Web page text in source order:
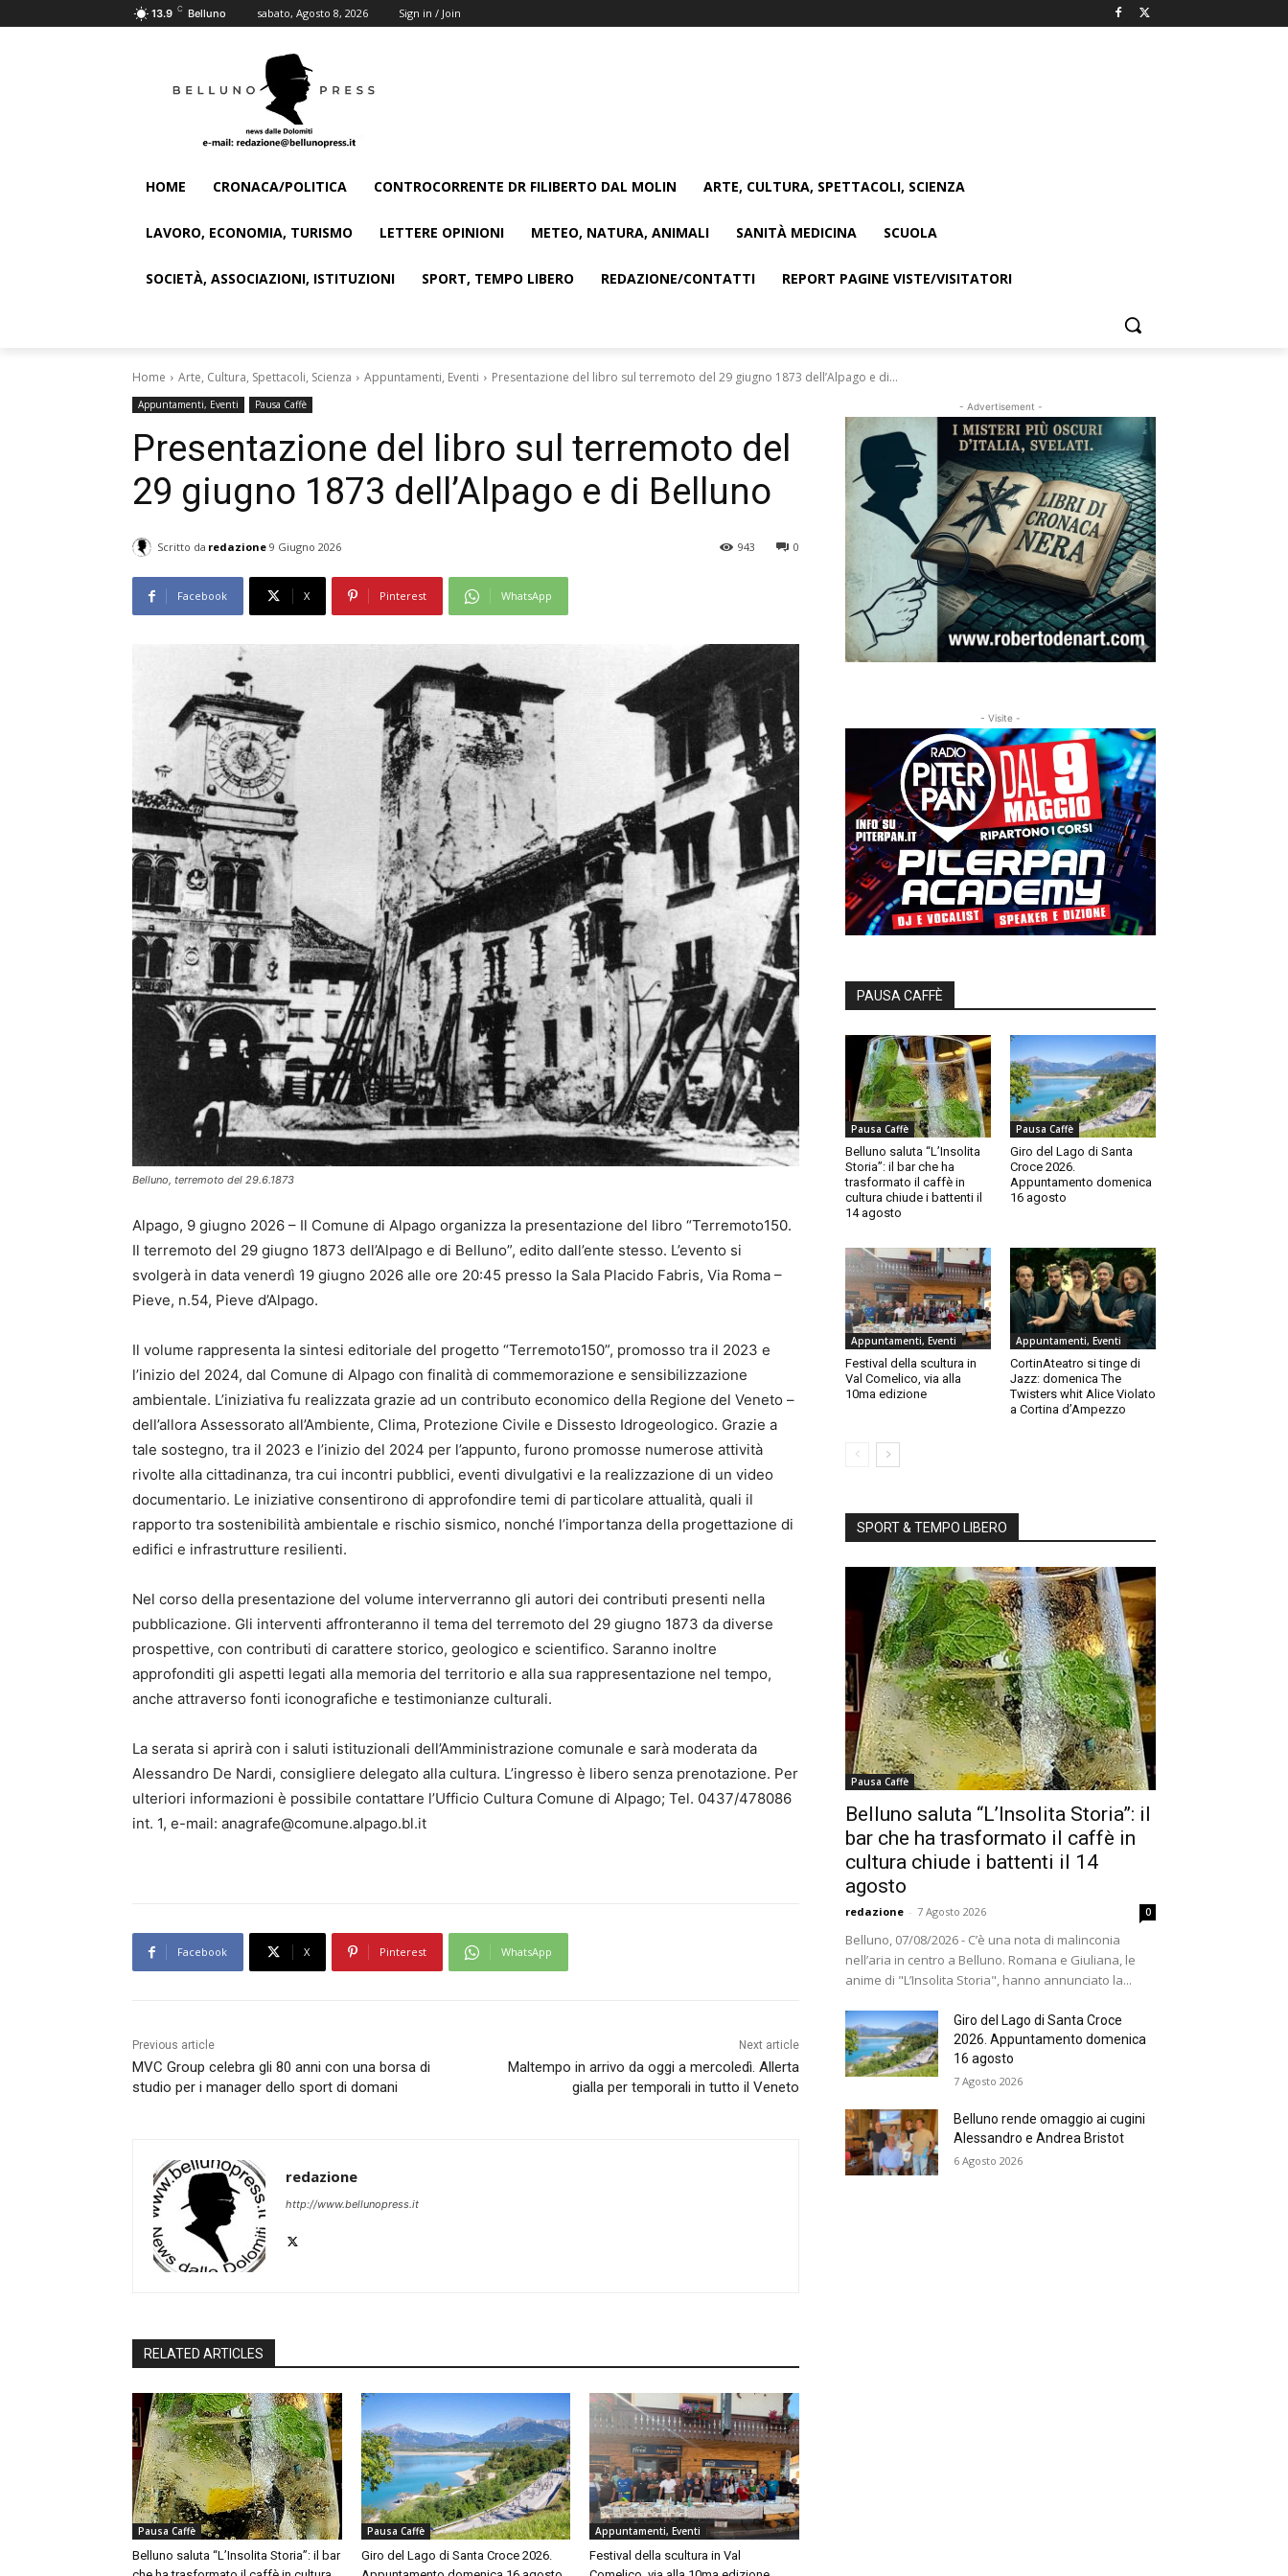
13.9 C Belluno sabato, Agosto 8, 2026 Sign in / Join
HOME CRONACA/POLITICA CONTROCORRENTE DR FILIBERTO DAL MOLIN ARTE, CULTURA, SPETTACOLI, SCIENZA
LAVORO, ECONOMIA, TURISMO LETTERE OPINIONI METEO, NATURA, ANIMALI SANITÀ MEDICINA SCUOLA
SOCIETÀ, ASSOCIAZIONI, ISTITUZIONI SPORT, TEMPO LIBERO REDAZIONE/CONTATTI REPORT PAGINE VISTE/VISITATORI
Home Arte, Cultura, Spettacoli, Scienza Appuntamenti, Eventi Presentazione del libro sul terremoto del 29 giugno 1873 dell’Alpago e di...
Appuntamenti, Eventi Pausa Caffè
Presentazione del libro sul terremoto del
29 giugno 1873 dell’Alpago e di Belluno
Scritto da redazione 9 Giugno 2026 0
943
Facebook X Pinterest WhatsApp
Belluno, terremoto del 29.6.1873
Alpago, 9 giugno 2026 – Il Comune di Alpago organizza la presentazione del libro “Terremoto150.
Il terremoto del 29 giugno 1873 dell’Alpago e di Belluno”, edito dall’ente stesso. L’evento si
svolgerà in data venerdì 19 giugno 2026 alle ore 20:45 presso la Sala Placido Fabris, Via Roma –
Pieve, n.54, Pieve d’Alpago.
Il volume rappresenta la sintesi editoriale del progetto “Terremoto150”, promosso tra il 2023 e
l’inizio del 2024, dal Comune di Alpago con finalità di commemorazione e sensibilizzazione
ambientale. L’iniziativa fu realizzata grazie ad un contributo economico della Regione del Veneto –
dell’allora Assessorato all’Ambiente, Clima, Protezione Civile e Dissesto Idrogeologico. Grazie a
tale sostegno, tra il 2023 e l’inizio del 2024 per l’appunto, furono promosse numerose attività
rivolte alla cittadinanza, tra cui incontri pubblici, eventi divulgativi e la realizzazione di un video
documentario. Le iniziative consentirono di approfondire temi di particolare attualità, quali il
rapporto tra sostenibilità ambientale e rischio sismico, nonché l’importanza della progettazione di
edifici e infrastrutture resilienti.
Nel corso della presentazione del volume interverranno gli autori dei contributi presenti nella
pubblicazione. Gli interventi affronteranno il tema del terremoto del 29 giugno 1873 da diverse
prospettive, con contributi di carattere storico, geologico e scientifico. Saranno inoltre
approfonditi gli aspetti legati alla memoria del territorio e alla sua rappresentazione nel tempo,
anche attraverso fonti iconografiche e testimonianze culturali.
La serata si aprirà con i saluti istituzionali dell’Amministrazione comunale e sarà moderata da
Alessandro De Nardi, consigliere delegato alla cultura. L’ingresso è libero senza prenotazione. Per
ulteriori informazioni è possibile contattare l’Ufficio Cultura Comune di Alpago; Tel. 0437/478086
int. 1, e-mail: anagrafe@comune.alpago.bl.it
Facebook X Pinterest WhatsApp
Previous article
MVC Group celebra gli 80 anni con una borsa di
studio per i manager dello sport di domani
Next article
Maltempo in arrivo da oggi a mercoledì. Allerta
gialla per temporali in tutto il Veneto
redazione
http://www.bellunopress.it
RELATED ARTICLES
Pausa Caffè
Belluno saluta “L’Insolita Storia”: il bar
Pausa Caffè
Giro del Lago di Santa Croce 2026.
Appuntamenti, Eventi
Festival della scultura in Val
- Advertisement -
- Visite -
PAUSA CAFFÈ
Pausa Caffè
Belluno saluta “L’Insolita
Storia”: il bar che ha
trasformato il caffè in
cultura chiude i battenti il
14 agosto
Pausa Caffè
Giro del Lago di Santa
Croce 2026.
Appuntamento domenica
16 agosto
Appuntamenti, Eventi
Festival della scultura in
Val Comelico, via alla
10ma edizione
Appuntamenti, Eventi
CortinAteatro si tinge di
Jazz: domenica The
Twisters whit Alice Violato
a Cortina d’Ampezzo
SPORT & TEMPO LIBERO
Pausa Caffè
Belluno saluta “L’Insolita Storia”: il
bar che ha trasformato il caffè in
cultura chiude i battenti il 14
agosto
redazione - 7 Agosto 2026 0
Belluno, 07/08/2026 - C’è una nota di malinconia
nell’aria in centro a Belluno. Romana e Giuliana, le
anime di "L’Insolita Storia", hanno annunciato la...
Giro del Lago di Santa Croce
2026. Appuntamento domenica
16 agosto
7 Agosto 2026
Belluno rende omaggio ai cugini
Alessandro e Andrea Bristot
6 Agosto 2026